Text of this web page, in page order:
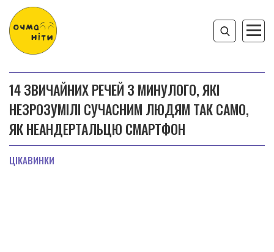
14 ЗВИЧАЙНИХ РЕЧЕЙ З МИНУЛОГО, ЯКІ
НЕЗРОЗУМІЛІ СУЧАСНИМ ЛЮДЯМ ТАК САМО,
ЯК НЕАНДЕРТАЛЬЦЮ СМАРТФОН
ЦІКАВИНКИ